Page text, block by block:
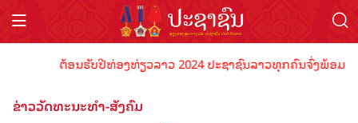
ຕ້ອນຮັບປີທ່ອງທ່ຽວລາວ 2024 ປະຊາຊົນລາວທຸກຄົນຈົ່ງພ້ອມເປັ
ຂ່າວວັດທະນະທຳ-ສັງຄົມ